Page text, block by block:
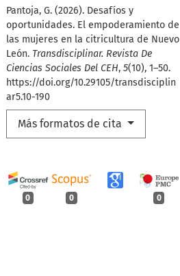
Pantoja, G. (2026). Desafíos y
oportunidades. El empoderamiento de
las mujeres en la citricultura de Nuevo
León. Transdisciplinar. Revista De
Ciencias Sociales Del CEH, 5(10), 1–50.
https://doi.org/10.29105/transdisciplin
ar5.10-190
Más formatos de cita
0 0 0